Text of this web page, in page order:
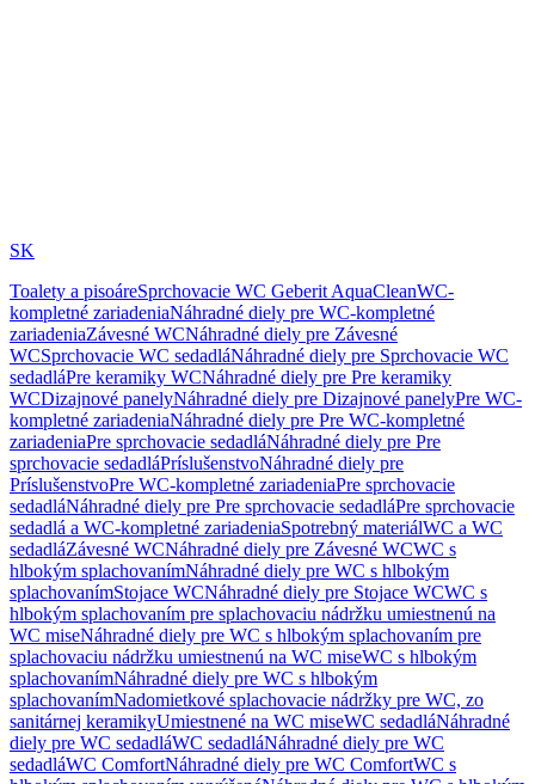
SK
Toalety a pisoáreSprchovacie WC Geberit AquaCleanWC-
kompletné zariadeniaNáhradné diely pre WC-kompletné
zariadeniaZávesné WCNáhradné diely pre Závesné
WCSprchovacie WC sedadláNáhradné diely pre Sprchovacie WC
sedadláPre keramiky WCNáhradné diely pre Pre keramiky
WCDizajnové panelyNáhradné diely pre Dizajnové panelyPre WC-
kompletné zariadeniaNáhradné diely pre Pre WC-kompletné
zariadeniaPre sprchovacie sedadláNáhradné diely pre Pre
sprchovacie sedadláPríslušenstvoNáhradné diely pre
PríslušenstvoPre WC-kompletné zariadeniaPre sprchovacie
sedadláNáhradné diely pre Pre sprchovacie sedadláPre sprchovacie
sedadlá a WC-kompletné zariadeniaSpotrebný materiálWC a WC
sedadláZávesné WCNáhradné diely pre Závesné WCWC s
hlbokým splachovanímNáhradné diely pre WC s hlbokým
splachovanímStojace WCNáhradné diely pre Stojace WCWC s
hlbokým splachovaním pre splachovaciu nádržku umiestnenú na
WC miseNáhradné diely pre WC s hlbokým splachovaním pre
splachovaciu nádržku umiestnenú na WC miseWC s hlbokým
splachovanímNáhradné diely pre WC s hlbokým
splachovanímNadomietkové splachovacie nádržky pre WC, zo
sanitárnej keramikyUmiestnené na WC miseWC sedadláNáhradné
diely pre WC sedadláWC sedadláNáhradné diely pre WC
sedadláWC ComfortNáhradné diely pre WC ComfortWC s